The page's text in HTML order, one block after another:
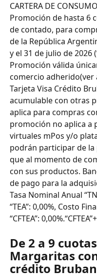
CARTERA DE
Promoción de hasta 6
de contado, para
de la República
y el 31 de julio de 2026
Promoción válida
comercio adherido(ver
Tarjeta Visa Crédito
acumulable con otras
aplica para compras
promoción no aplica a
virtuales mPos y/o
podrán participar de
que al momento de
con sus productos.
de pago para la
Tasa Nominal Anual
“TEA”: 0,00%, Costo
“CFTEA”:
De 2 a 9
Margaritas
crédito